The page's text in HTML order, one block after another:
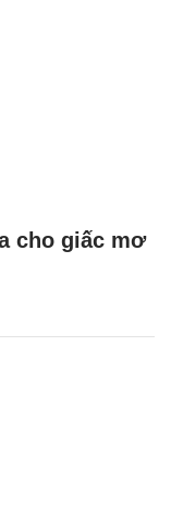
cho giấc mơ